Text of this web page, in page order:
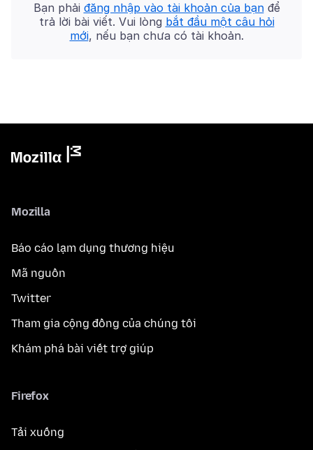
Bạn phải đăng nhập vào tài khoản của bạnđể
trả lời bài viết. Vui lòng bắt đầu một câu hỏi
mới, nếu bạn chưa có tài khoản.
Mozilla
Báo cáo lạm dụng thương hiệu
Mã nguồn
Twitter
Tham gia cộng đồng của chúng tôi
Khám phá bài viết trợ giúp
Firefox
Tải xuống